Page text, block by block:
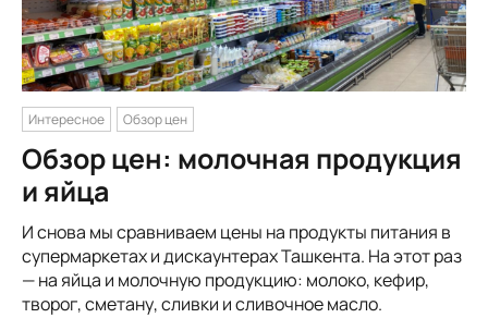
Интересное Обзор цен
Обзор цен: молочная продукция
и яйца
И снова мы сравниваем цены на продукты питания в
супермаркетах и дискаунтерах Ташкента. На этот раз
— на яйца и молочную продукцию: молоко, кефир,
творог, сметану, сливки и сливочное масло.